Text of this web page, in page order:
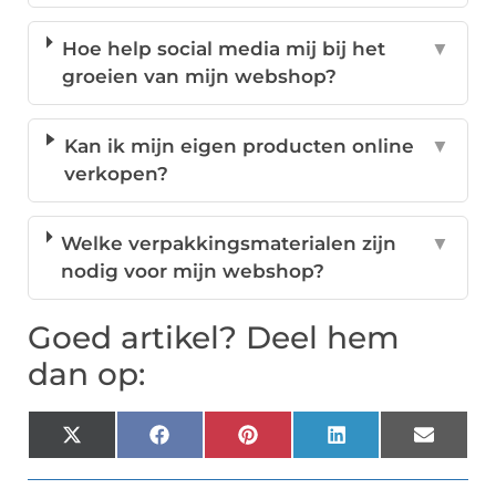
Hoe help social media mij bij het
groeien van mijn webshop?
▼
Kan ik mijn eigen producten online
verkopen?
▼
Welke verpakkingsmaterialen zijn
nodig voor mijn webshop?
▼
Goed artikel? Deel hem
dan op:
X
(Twitter)
FacebookPinterestLinkedInEmail